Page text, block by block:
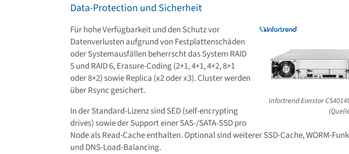
Data-Protection und Sicherheit
Infortrend Eonstor
Für hohe Verfügbarkeit und den Schutz vor
Datenverlusten aufgrund von Festplattenschäden
oder Systemausfällen beherrscht das System RAID
5 und RAID 6, Erasure-Coding (2+1, 4+1, 4+2, 8+1
oder 8+2) sowie Replica (x2 oder x3). Cluster werden
über Rsync gesichert.
In der Standard-Lizenz sind SED (self-encrypting
drives) sowie der Support einer SAS-/SATA-SSD pro
Node als Read-Cache enthalten. Optional sind weiterer SSD-Cache, WORM-
und DNS-Load-Balancing.